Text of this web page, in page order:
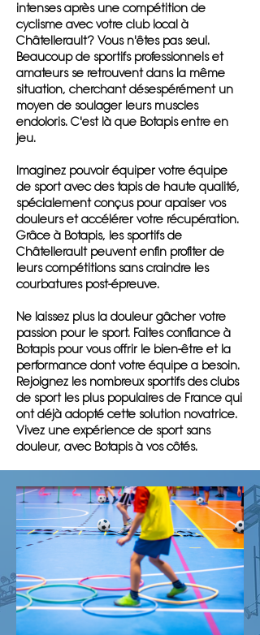
intenses après une compétition de
cyclisme avec votre club local à
Châtellerault? Vous n'êtes pas seul.
Beaucoup de sportifs professionnels et
amateurs se retrouvent dans la même
situation, cherchant désespérément un
moyen de soulager leurs muscles
endoloris. C'est là que Botapis entre en
jeu.
Imaginez pouvoir équiper votre équipe
de sport avec des tapis de haute qualité,
spécialement conçus pour apaiser vos
douleurs et accélérer votre récupération.
Grâce à Botapis, les sportifs de
Châtellerault peuvent enfin profiter de
leurs compétitions sans craindre les
courbatures post-épreuve.
Ne laissez plus la douleur gâcher votre
passion pour le sport. Faites confiance à
Botapis pour vous offrir le bien-être et la
performance dont votre équipe a besoin.
Rejoignez les nombreux sportifs des clubs
de sport les plus populaires de France qui
ont déjà adopté cette solution novatrice.
Vivez une expérience de sport sans
douleur, avec Botapis à vos côtés.